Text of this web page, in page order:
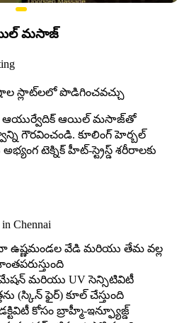
మసాజ్
స్లాట్‌లలో పొడిగించవచ్చు
ఆయుర్వేదిక్ ఆయిల్ మసాజ్‌తో
గౌరవించండి. కూలింగ్ హెర్బల్
టెక్నిక్ హీట్-స్ట్రెస్డ్ శరీరాలకు
Chennai
ఉష్ణమండల వేడి మరియు తేమ వల్ల
మరియు UV సెన్సిటివిటీ
(స్కిన్ ఫైర్) కూల్ చేస్తుంది
కోసం బ్రాహ్మీ-ఇన్ఫ్యూజ్డ్